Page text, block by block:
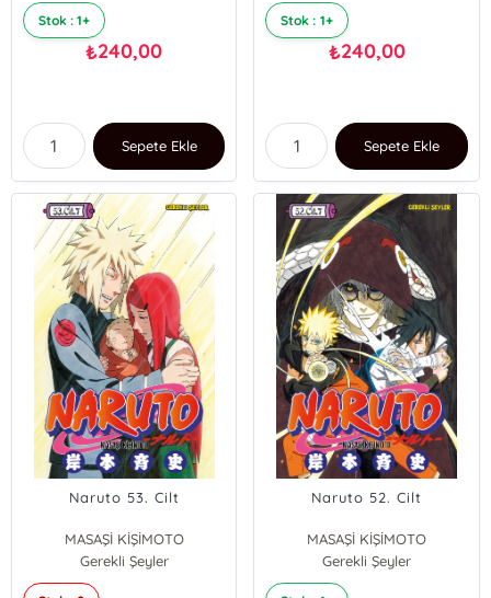
Stok : 1+
₺240,00
Sepete Ekle
Stok : 1+
₺240,00
Sepete Ekle
Naruto 53. Cilt
MASAŞİ KİŞİMOTO
Gerekli Şeyler
Naruto 52. Cilt
MASAŞİ KİŞİMOTO
Gerekli Şeyler